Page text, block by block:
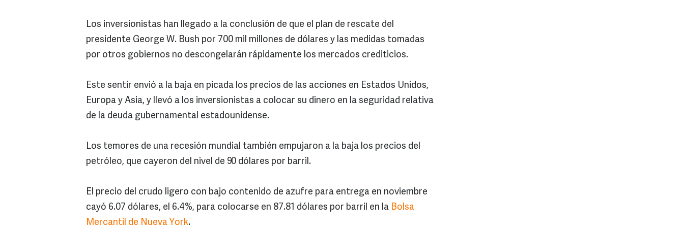
Los inversionistas han llegado a la conclusión de que el plan de rescate del
presidente George W. Bush por 700 mil millones de dólares y las medidas tomadas
por otros gobiernos no descongelarán rápidamente los mercados crediticios.
Este sentir envió a la baja en picada los precios de las acciones en Estados Unidos,
Europa y Asia, y llevó a los inversionistas a colocar su dinero en la seguridad relativa
de la deuda gubernamental estadounidense.
Los temores de una recesión mundial también empujaron a la baja los precios del
petróleo, que cayeron del nivel de 90 dólares por barril.
El precio del crudo ligero con bajo contenido de azufre para entrega en noviembre
cayó 6.07 dólares, el 6.4%, para colocarse en 87.81 dólares por barril en la Bolsa
Mercantil de Nueva York.